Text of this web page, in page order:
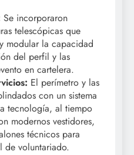
Se incorporaron
telescópicas que
modular la capacidad
del perfil y las
en cartelera.
El perímetro y las
con un sistema
tecnología, al tiempo
modernos vestidores,
técnicos para
de voluntariado.